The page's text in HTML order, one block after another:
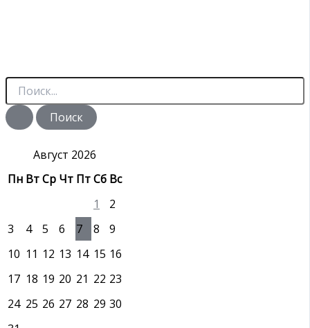
П
и
с
Август 2026
Пн ВтСр Чт ПтСб Вс
1
2
3
4 5 6 7 8
9
10 11 12 13 14 15 16
17 18 19 20 21 22 23
24 25 26 27 28 29 30